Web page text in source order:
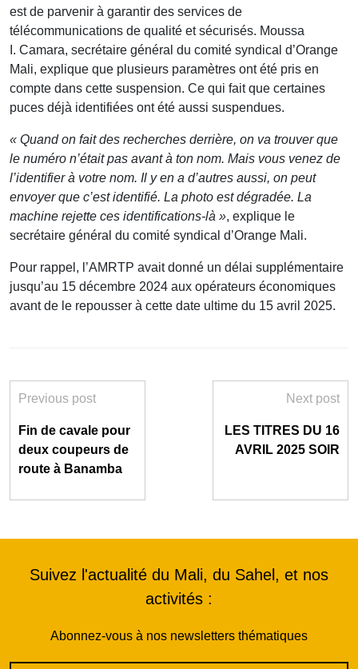
est de parvenir à garantir des services de
télécommunications de qualité et sécurisés. Moussa
I. Camara, secrétaire général du comité syndical d’Orange
Mali, explique que plusieurs paramètres ont été pris en
compte dans cette suspension. Ce qui fait que certaines
puces déjà identifiées ont été aussi suspendues.
« Quand on fait des recherches derrière, on va trouver que
le numéro n’était pas avant à ton nom. Mais vous venez de
l’identifier à votre nom. Il y en a d’autres aussi, on peut
envoyer que c’est identifié. La photo est dégradée. La
machine rejette ces identifications-là », explique le
secrétaire général du comité syndical d’Orange Mali.
Pour rappel, l’AMRTP avait donné un délai supplémentaire
jusqu’au 15 décembre 2024 aux opérateurs économiques
avant de le repousser à cette date ultime du 15 avril 2025.
Previous post
Fin de cavale pour
deux coupeurs de
route à Banamba
Next post
LES TITRES DU 16
AVRIL 2025 SOIR
Suivez l'actualité du Mali, du Sahel, et nos
activités :
Abonnez-vous à nos newsletters thématiques